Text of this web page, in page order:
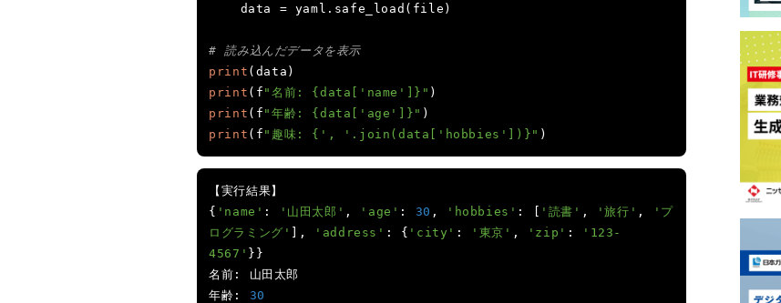
    data
= yaml . safe_load ( file )
# 読み込んだデータを表示
print ( data )
print ( f "名前: {data['name']}" )
print ( f "年齢: {data['age']}" )
print ( f "趣味: {', '.join(data['hobbies'])}" )
【実行結果】
{ 'name' : '山田太郎' , 'age' : 30 , 'hobbies' : '読書' , '旅行' ,
'プ
ログラミング'
], 'address' : { 'city' : '東京' , 'zip' :
'123-
4567' }}
名前:
山田太郎
年齢:
30